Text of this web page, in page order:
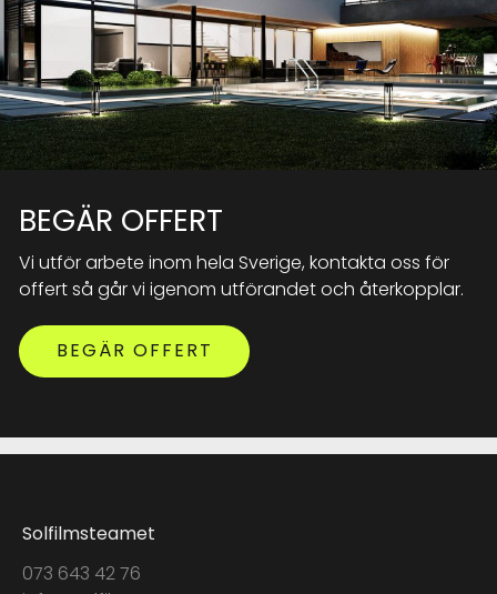
BEGÄR OFFERT
Vi utför arbete inom hela Sverige, kontakta oss för
offert så går vi igenom utförandet och återkopplar.
BEGÄR OFFERT
Solfilmsteamet
073 643 42 76